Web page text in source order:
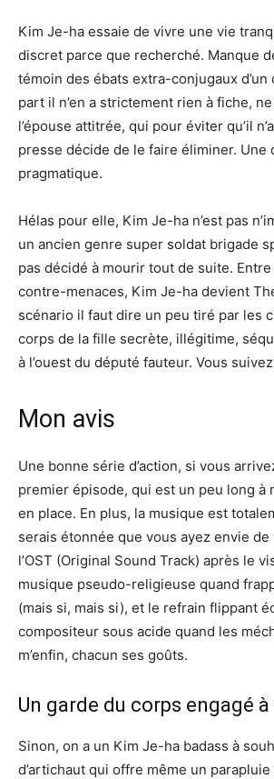
Kim Je-ha essaie de vivre une vie
discret parce que recherché. Manque
témoin des ébats extra-conjugaux d’un
part il n’en a strictement rien à fiche, ne
l’épouse attitrée, qui pour éviter qu’il
presse décide de le faire éliminer. Une
pragmatique.
Hélas pour elle, Kim Je-ha n’est pas
un ancien genre super soldat brigade
pas décidé à mourir tout de suite.
contre-menaces, Kim Je-ha devient
scénario il faut dire un peu tiré par les
corps de la fille secrète, illégitime,
à l’ouest du député fauteur. Vous
Mon avis
Une bonne série d’action, si vous
premier épisode, qui est un peu long à
en place. En plus, la musique est
serais étonnée que vous ayez envie
l’OST (Original Sound Track) après le
musique pseudo-religieuse quand
(mais si, mais si), et le refrain flippant
compositeur sous acide quand les
m’enfin, chacun ses goûts.
Un garde du corps engagé
Sinon, on a un Kim Je-ha badass à
d’artichaut qui offre même un